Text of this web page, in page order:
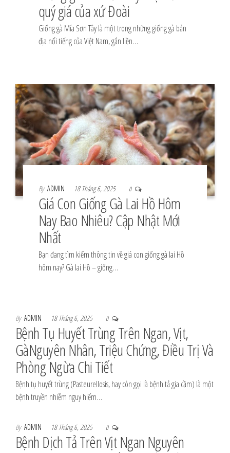
quý giá của xứ Đoài
Giống gà Mía Sơn Tây là một trong những giống gà bản
địa nổi tiếng của Việt Nam, gắn liền…
By ADMIN 18 Tháng 6, 2025 0
Giá Con Giống Gà Lai Hồ Hôm
Nay Bao Nhiêu? Cập Nhật Mới
Nhất
Bạn đang tìm kiếm thông tin về giá con giống gà lai Hồ
hôm nay? Gà lai Hồ – giống…
By ADMIN 18 Tháng 6, 2025 0
Bệnh Tụ Huyết Trùng Trên Ngan, Vịt,
GàNguyên Nhân, Triệu Chứng, Điều Trị Và
Phòng Ngừa Chi Tiết
Bệnh tụ huyết trùng (Pasteurellosis, hay còn gọi là bệnh tả gia cầm) là một
bệnh truyền nhiễm nguy hiểm…
By ADMIN 18 Tháng 6, 2025 0
Bệnh Dịch Tả Trên Vịt Ngan Nguyên